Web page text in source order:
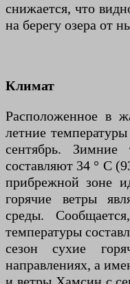
снижается, что
на берегу озера от
Климат
Расположенное в
летние
сентябрь.
составляют 34 ° C
прибрежной зоне
горячие ветры
среды.
температуры
сезон сухие
направлениях, а